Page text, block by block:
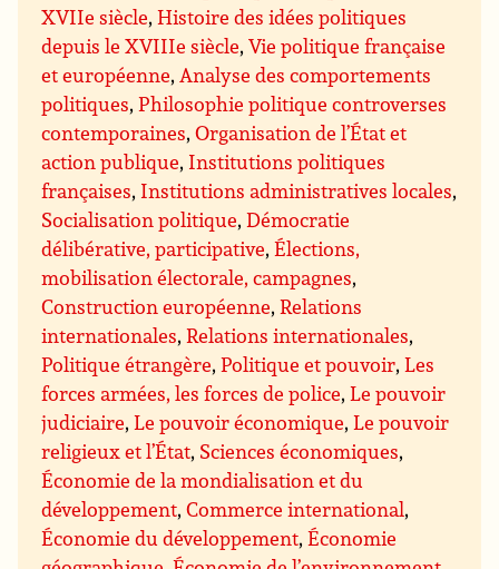
XVIIe siècle,Histoire des idées politiques
depuis le XVIIIe siècle,Vie politique française
et européenne, Analyse des comportements
politiques,Philosophie politique controverses
contemporaines,Organisation de l’État et
action publique, Institutions politiques
françaises, Institutions administratives locales,
Socialisation politique,Démocratie
délibérative, participative,Élections,
mobilisation électorale, campagnes,
Construction européenne,Relations
internationales,Relations internationales,
Politique étrangère,Politique et pouvoir,Les
forces armées, les forces de police,Le pouvoir
judiciaire,Le pouvoir économique,Le pouvoir
religieux et l’État, Sciences économiques,
Économie de la mondialisation et du
développement,Commerce international,
Économie du développement,Économie